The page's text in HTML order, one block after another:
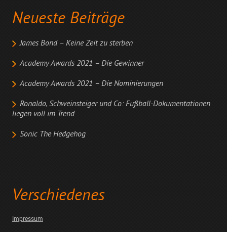
Neueste Beiträge
James Bond – Keine Zeit zu sterben
Academy Awards 2021 – Die Gewinner
Academy Awards 2021 – Die Nominierungen
Ronaldo, Schweinsteiger und Co: Fußball-Dokumentationen
liegen voll im Trend
Sonic The Hedgehog
Verschiedenes
Impressum